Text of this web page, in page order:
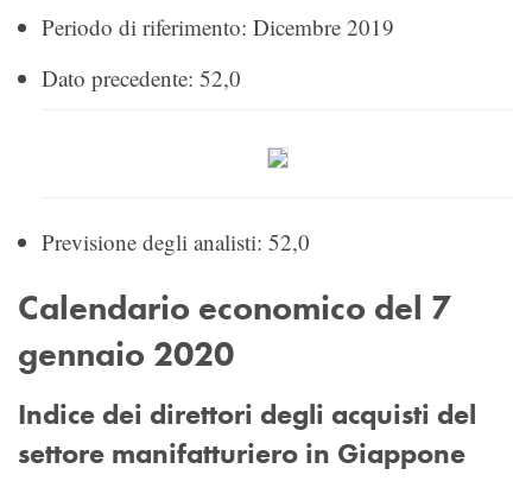
Periodo di riferimento: Dicembre 2019
Dato precedente: 52,0
Previsione degli analisti: 52,0
Calendario economico del 7
gennaio 2020
Indice dei direttori degli acquisti del
settore manifatturiero in Giappone